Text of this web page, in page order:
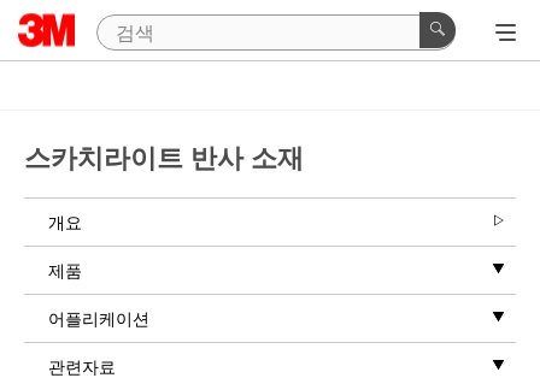
스카치라이트 반사 소재
개요
제품
어플리케이션
관련자료